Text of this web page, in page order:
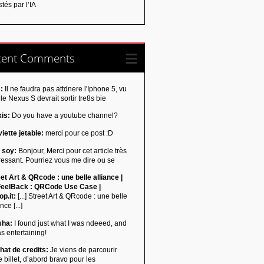
par l’IA
Comments
Il ne faudra pas attdnere l'Iphone 5, vu
Nexus S devrait sortir tre8s bie
Do you have a youtube channel?
jetable: merci pour ce post :D
soy: Bonjour, Merci pour cet article très
Pourriez vous me dire ou se
Art & QRcode : une belle alliance |
: QRCode Use Case |
[...] Street Art & QRcode : une belle
[...]
I found just what I was ndeeed, and
entertaining!
de credits: Je viens de parcourir
billet, d’abord bravo pour les